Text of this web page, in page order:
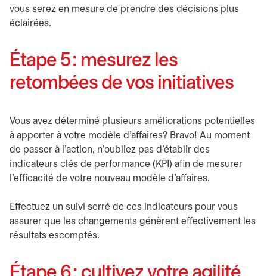
vous serez en mesure de prendre des décisions plus
éclairées.
Étape 5 : mesurez les
retombées de vos initiatives
Vous avez déterminé plusieurs améliorations potentielles
à apporter à votre modèle d’affaires? Bravo! Au moment
de passer à l’action, n’oubliez pas d’établir des
indicateurs clés de performance (KPI) afin de mesurer
l’efficacité de votre nouveau modèle d’affaires.
Effectuez un suivi serré de ces indicateurs pour vous
assurer que les changements génèrent effectivement les
résultats escomptés.